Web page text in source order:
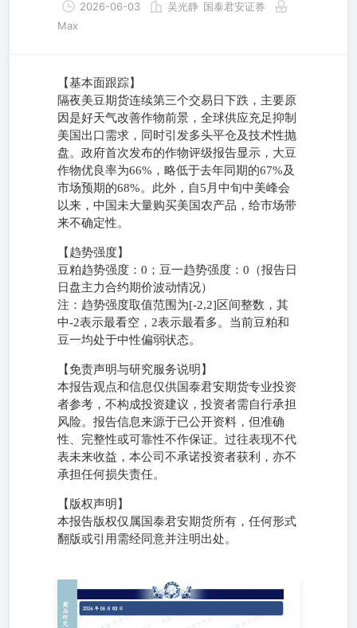
2026-06-03 吴光静 国泰君安证券
Max
【基本面跟踪】
隔夜美豆期货连续第三个交易日下跌，主要原
因是好天气改善作物前景，全球供应充足抑制
美国出口需求，同时引发多头平仓及技术性抛
盘。政府首次发布的作物评级报告显示，大豆
作物优良率为66%，略低于去年同期的67%及
市场预期的68%。此外，自5月中旬中美峰会
以来，中国未大量购买美国农产品，给市场带
来不确定性。
【趋势强度】
豆粕趋势强度：0；豆一趋势强度：0（报告日
日盘主力合约期价波动情况）
注：趋势强度取值范围为[-2,2]区间整数，其
中-2表示最看空，2表示最看多。当前豆粕和
豆一均处于中性偏弱状态。
【免责声明与研究服务说明】
本报告观点和信息仅供国泰君安期货专业投资
者参考，不构成投资建议，投资者需自行承担
风险。报告信息来源于已公开资料，但准确
性、完整性或可靠性不作保证。过往表现不代
表未来收益，本公司不承诺投资者获利，亦不
承担任何损失责任。
【版权声明】
本报告版权仅属国泰君安期货所有，任何形式
翻版或引用需经同意并注明出处。
豆粕：隔夜美豆收跌，连粕或跟随偏弱震荡 豆一：盘面震
荡 吴光静投资咨询从业资格号：
Z0011992wuguangjing@gtht.com 【基本面跟踪】 【宏观及